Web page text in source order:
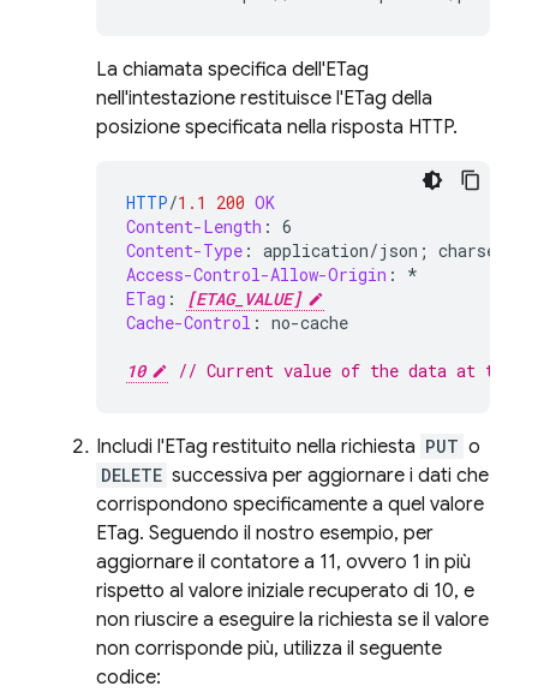
La chiamata specifica dell'ETag
nell'intestazione restituisce l'ETag della
posizione specificata nella risposta HTTP.
HTTP/1.1 200 OK
Content-Length : 6
Content-Type : application/json;
Access-Control-Allow-Origin :
*
ETag :
[ETAG_VALUE]
Cache-Control : no-cache
10 // Current value of the data at the
Includi l'ETag restituito nella richiesta PUT o
DELETE successiva per aggiornare i dati che
corrispondono specificamente a quel valore
ETag. Seguendo il nostro esempio, per
aggiornare il contatore a 11, ovvero 1 in più
rispetto al valore iniziale recuperato di 10, e
non riuscire a eseguire la richiesta se il valore
non corrisponde più, utilizza il seguente
codice: